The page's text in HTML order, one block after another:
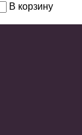
В корзину